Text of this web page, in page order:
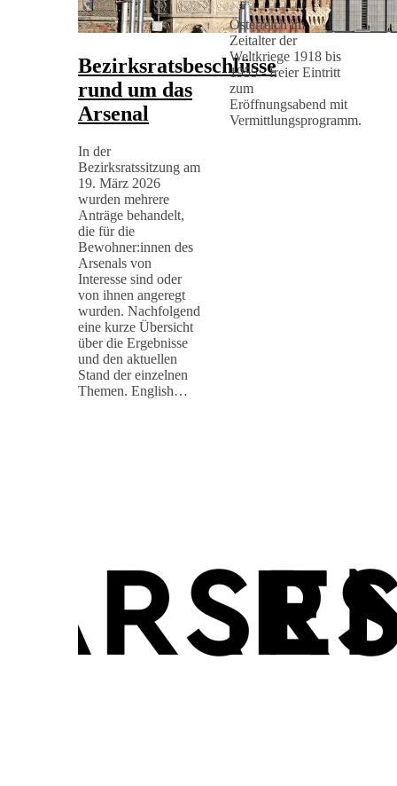
Bezirksratsbeschlüsse
rund um das
Arsenal
In der
Bezirksratssitzung am
19. März 2026
wurden mehrere
Anträge behandelt,
die für die
Bewohner:innen des
Arsenals von
Interesse sind oder
von ihnen angeregt
wurden. Nachfolgend
eine kurze Übersicht
über die Ergebnisse
und den aktuellen
Stand der einzelnen
Themen. English…
Österreich im
Zeitalter der
Weltkriege 1918 bis
1955 - freier Eintritt
zum
Eröffnungsabend mit
Vermittlungsprogramm.